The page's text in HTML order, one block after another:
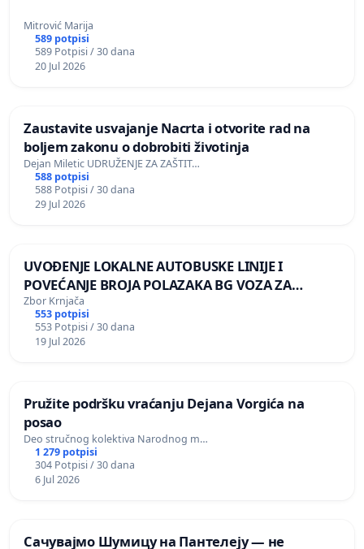
Mitrović Marija
589 potpisi
589 Potpisi / 30 dana
20 Jul 2026
Zaustavite usvajanje Nacrta i otvorite rad na
boljem zakonu o dobrobiti životinja
Dejan Miletic UDRUŽENJE ZA ZAŠTIT…
588 potpisi
588 Potpisi / 30 dana
29 Jul 2026
UVOĐENJE LOKALNE AUTOBUSKE LINIJE I
POVEĆANJE BROJA POLAZAKA BG VOZA ZA
NASELJA LEVE OBALE DUNAVA
Zbor Krnjača
553 potpisi
553 Potpisi / 30 dana
19 Jul 2026
Pružite podršku vraćanju Dejana Vorgića na
posao
Deo stručnog kolektiva Narodnog m…
1 279 potpisi
304 Potpisi / 30 dana
6 Jul 2026
Сачувајмо Шумицу на Пантелеју — не